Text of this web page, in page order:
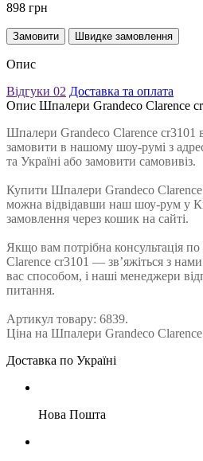
898 грн
Замовити Швидке замовлення
Опис
Відгуки 02 Доставка та оплата
Опис Шпалери Grandeco Clarence
Шпалери Grandeco Clarence cr3101
замовити в нашому шоу-румі з
та Україні або замовити самовивіз.
Купити Шпалери Grandeco
можна відвідавши наш шоу-рум у
замовлення через кошик на сайті.
Якщо вам потрібна консультація
Clarence cr3101 — зв’яжіться з
вас способом, і наші менеджери
питання.
Артикул товару: 6839.
Ціна на Шпалери Grandeco
Доставка по Україні
Нова Пошта